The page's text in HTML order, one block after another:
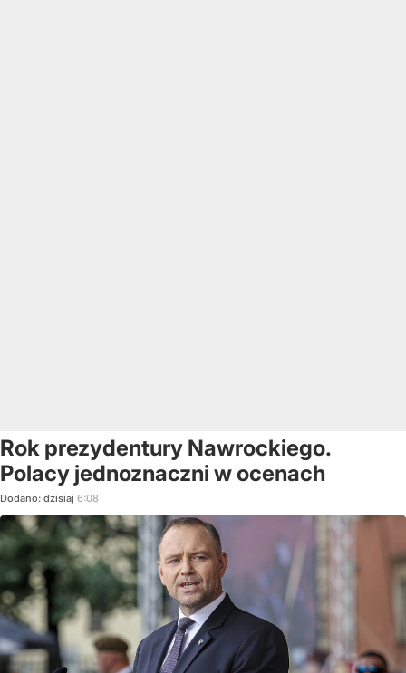
Rok prezydentury Nawrockiego.
Polacy jednoznaczni w ocenach
Dodano: dzisiaj 6:08